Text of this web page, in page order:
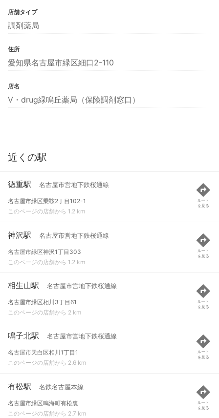
店舗タイプ
調剤薬局
住所
愛知県名古屋市緑区細口2-110
店名
V・drug緑鳴丘薬局（保険調剤窓口）
近くの駅
徳重駅 名古屋市営地下鉄桜通線
名古屋市緑区乗鞍2丁目102-1
このページの店舗から 1.2 km
ルート
を見る
神沢駅 名古屋市営地下鉄桜通線
名古屋市緑区神沢1丁目303
このページの店舗から 1.2 km
ルート
を見る
相生山駅 名古屋市営地下鉄桜通線
名古屋市緑区相川3丁目61
このページの店舗から 2 km
ルート
を見る
鳴子北駅 名古屋市営地下鉄桜通線
名古屋市天白区相川1丁目1
このページの店舗から 2.6 km
ルート
を見る
有松駅 名鉄名古屋本線
名古屋市緑区鳴海町有松裏
このページの店舗から 2.7 km
ルート
を見る